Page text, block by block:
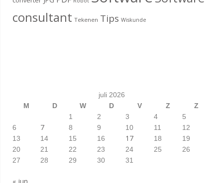
consultant Tekenen Tips Wiskunde
juli 2026
M
D W D V Z
Z
1
2 3 4
5
6
7 8 9 10 11
12
13
14 15 16 17 18
19
20
21 22 23 24 25
26
27
28 29 30 31